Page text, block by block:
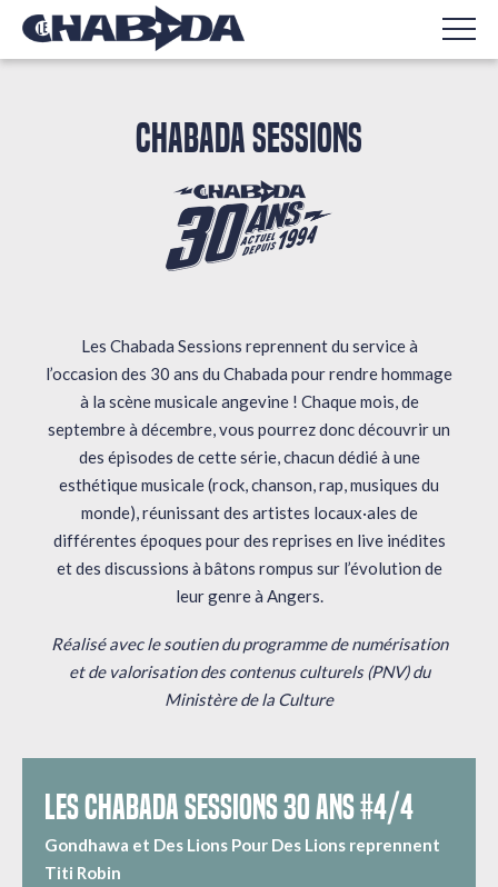
CHABADA SESSIONS
Les Chabada Sessions reprennent du service à
l’occasion des 30 ans du Chabada pour rendre hommage
à la scène musicale angevine ! Chaque mois, de
septembre à décembre, vous pourrez donc découvrir un
des épisodes de cette série, chacun dédié à une
esthétique musicale (rock, chanson, rap, musiques du
monde), réunissant des artistes locaux·ales de
différentes époques pour des reprises en live inédites
et des discussions à bâtons rompus sur l’évolution de
leur genre à Angers.
Réalisé avec le soutien du programme de numérisation
et de valorisation des contenus culturels (PNV) du
Ministère de la Culture
LES CHABADA SESSIONS 30 ANS #4/4
Gondhawa et Des Lions Pour Des Lions reprennent
Titi Robin